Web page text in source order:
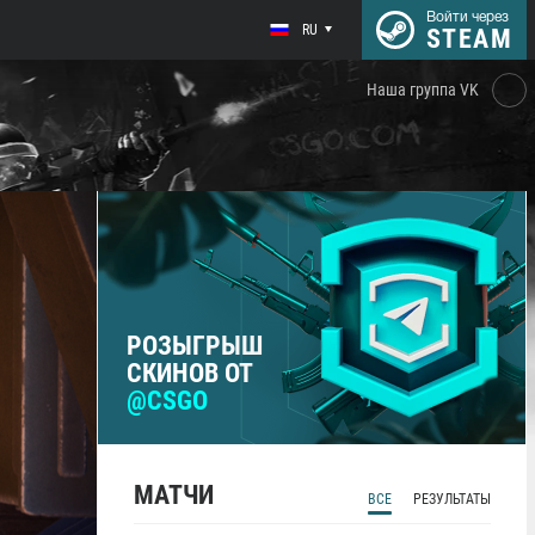
RU
Войти через
STEAM
Наша группа VK
РОЗЫГРЫШ
СКИНОВ ОТ
@CSGO
МАТЧИ ВСЕ РЕЗУЛЬТАТЫ